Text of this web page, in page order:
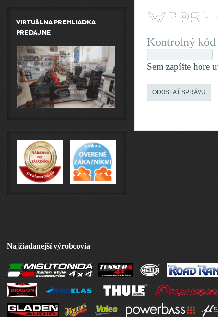
\ \      / / | __ )  |  _ \  | ___|  | |_   _
\ \ /\ / /  |  _ \  | |_) | |___ \  | __| |
\ V  V /   | |_) | |  _ <   ___) | | |_  | |
\_/\_/    |____/  |_| \_\ |____/   \__| |_|
Kontrolný kód
Sem zapíšte hore
Virtuálna prehliadka
predajne
Najžiadanejší výrobcovia